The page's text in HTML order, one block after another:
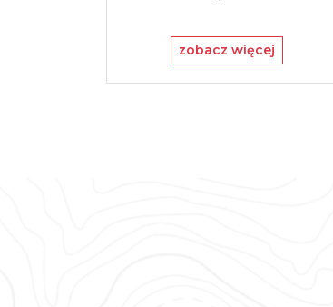
zobacz więcej